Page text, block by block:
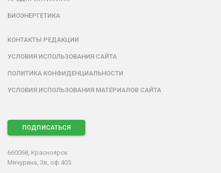
БИОЭНЕРГЕТИКА
КОНТАКТЫ РЕДАКЦИИ
УСЛОВИЯ ИСПОЛЬЗОВАНИЯ САЙТА
ПОЛИТИКА КОНФИДЕНЦИАЛЬНОСТИ
УСЛОВИЯ ИСПОЛЬЗОВАНИЯ МАТЕРИАЛОВ САЙТА
ПОДПИСАТЬСЯ
660068, Красноярск
Мичурина, 3в, оф.405